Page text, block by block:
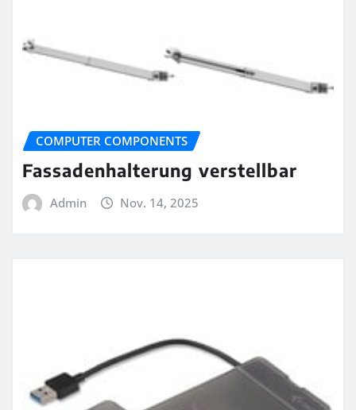
COMPUTER COMPONENTS
Fassadenhalterung verstellbar
Admin Nov. 14, 2025